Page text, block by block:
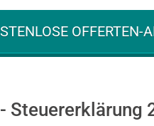
OFFERTEN-
Steuererklärung